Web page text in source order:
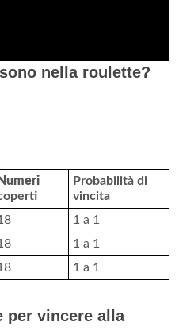
nella roulette?
Numeri
Probabilità di
vincita
1 a 1
1 a 1
1 a 1
per vincere alla